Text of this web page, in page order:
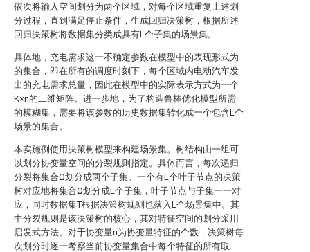
依次将输入空间划分为两个区域，对每个区域重复上述划
分过程，直到满足停止条件，生成回归决策树，根据所述
回归决策树将数据集分类成具有L个子集的场景集。
具体地，充电需求这一不确定参数在模型中的表现形式为
的集合，即在所有的调度时刻下，每个区域内电动汽车发
出的充电需求总量，因此在模型中的实际表示方式为一个
K×n的二维矩阵。进一步地，为了构造鲁棒优化模型所需
的模糊集，需要将该参数的历史数据集转化成一个包含L个
场景的集合。
本实施例使用决策树模型来构建场景集。树结构由一组可
以划分协变量空间的分裂规则指定。具体而言，每次递归
分裂将集合Ω划分成两个子集。一个有L个叶子节点的决策
树对应地将集合Ω划分成L个子集，叶子节点与子集一一对
应，同时数据集T根据决策树规则也落入L个场景集中。其
中分裂规则是该决策树的核心，其对特征空间的划分采用
启发式方法。对于协变量n为协变量特征的个数，决策树每
次划分时逐一考察当前协变量集合中每个特征的所有取